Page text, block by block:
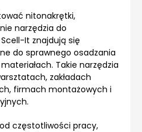
nitonakrętki,
narzędzia do
It znajdują się
do sprawnego osadzania
Takie narzędzia
zakładach
firmach montażowych i
częstotliwości pracy,